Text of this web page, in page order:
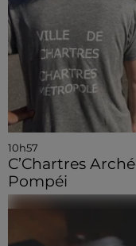
10h57
C’Chartres
Pompéi